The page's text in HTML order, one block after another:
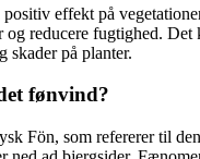
effekt på
og reducere fugtighed. Det
skader på planter.
fønvind?
Fön, som refererer til